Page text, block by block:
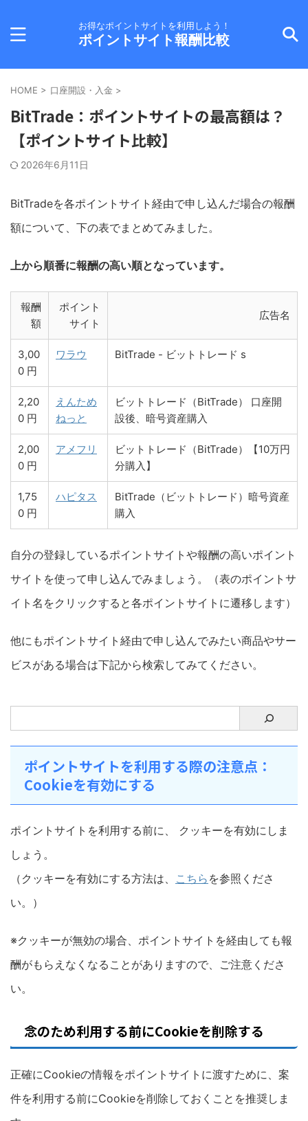
お得なポイントサイトを利用しよう！
ポイントサイト報酬比較
HOME > 口座開設・入金 >
BitTrade：ポイントサイトの最高額は？
【ポイントサイト比較】
2026年6月11日
BitTradeを各ポイントサイト経由で申し込んだ場合の報酬
額について、下の表でまとめてみました。
上から順番に報酬の高い順となっています。
報酬
額
ポイント
サイト
広告名
3,00
0 円
ワラウ BitTrade - ビットトレード s
2,20
0 円
えんため
ねっと
ビットトレード（BitTrade） 口座開
設後、暗号資産購入
2,00
0 円
アメフリ
ビットトレード（BitTrade）【10万円
分購入】
1,75
0 円
ハピタス
BitTrade（ビットトレード）暗号資産
購入
自分の登録しているポイントサイトや報酬の高いポイント
サイトを使って申し込んでみましょう。（表のポイントサ
イト名をクリックすると各ポイントサイトに遷移します）
他にもポイントサイト経由で申し込んでみたい商品やサー
ビスがある場合は下記から検索してみてください。
ポイントサイトを利用する際の注意点：
Cookieを有効にする
ポイントサイトを利用する前に、 クッキーを有効にしま
しょう。
（クッキーを有効にする方法は、 こちら を参照くださ
い。）
※クッキーが無効の場合、ポイントサイトを経由しても報
酬がもらえなくなることがありますので、ご注意くださ
い。
念のため利用する前にCookieを削除する
正確にCookieの情報をポイントサイトに渡すために、案
件を利用する前にCookieを削除しておくことを推奨しま